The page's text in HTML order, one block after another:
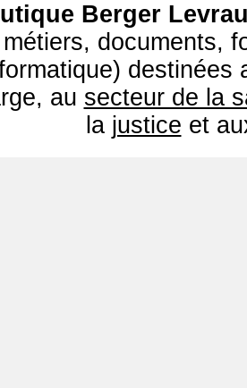
Berger
documents,
destinées
au secteur de la
la justice et